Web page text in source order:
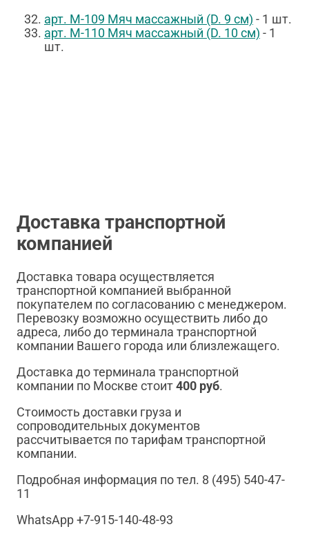
арт. М-109 Мяч массажный (D. 9 см) - 1 шт.
арт. М-110 Мяч массажный (D. 10 см) - 1
шт.
Доставка транспортной
компанией
Доставка товара осуществляется
транспортной компанией выбранной
покупателем по согласованию с менеджером.
Перевозку возможно осуществить либо до
адреса, либо до терминала транспортной
компании Вашего города или близлежащего.
Доставка до терминала транспортной
компании по Москве стоит400 руб.
Стоимость доставки груза и
сопроводительных документов
рассчитывается по тарифам транспортной
компании.
Подробная информация по тел. 8 (495) 540-47-
11
WhatsApp +7-915-140-48-93